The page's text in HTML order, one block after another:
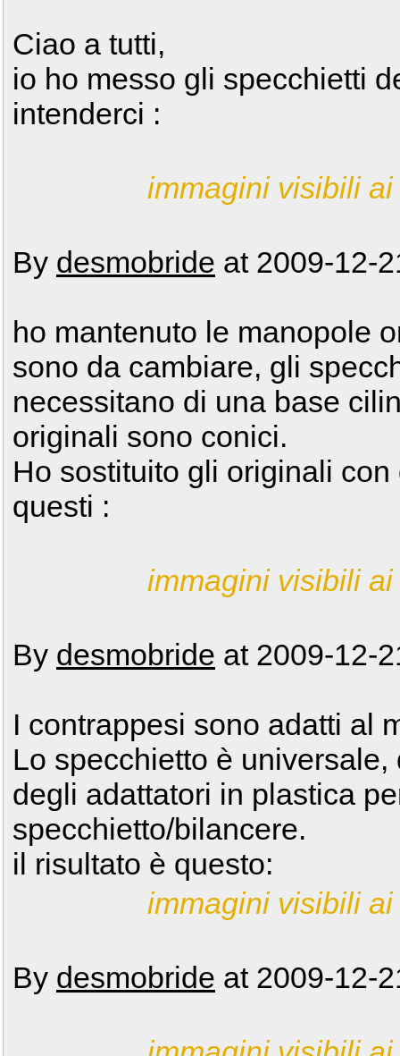
Ciao a tutti,
io ho messo gli specchietti
intenderci :
immagini visibili
By desmobride at 2009-12-
ho mantenuto le manopole
sono da cambiare, gli
necessitano di una base
originali sono conici.
Ho sostituito gli originali
questi :
immagini visibili
By desmobride at 2009-12-
I contrappesi sono adatti al
Lo specchietto è
degli adattatori in plastica
specchietto/bilancere.
il risultato è questo:
immagini visibili
By desmobride at 2009-12-